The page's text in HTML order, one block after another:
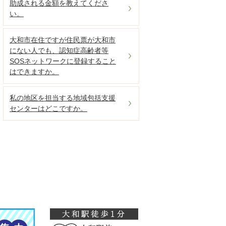
助成される金額を教えてくださ
い。
大和市在住ですが住民票が大和市
にない人でも、認知症高齢者等
SOSネットワークに登録すること
はできますか。
私の地区を担当する地域包括支援
センターはどこですか。